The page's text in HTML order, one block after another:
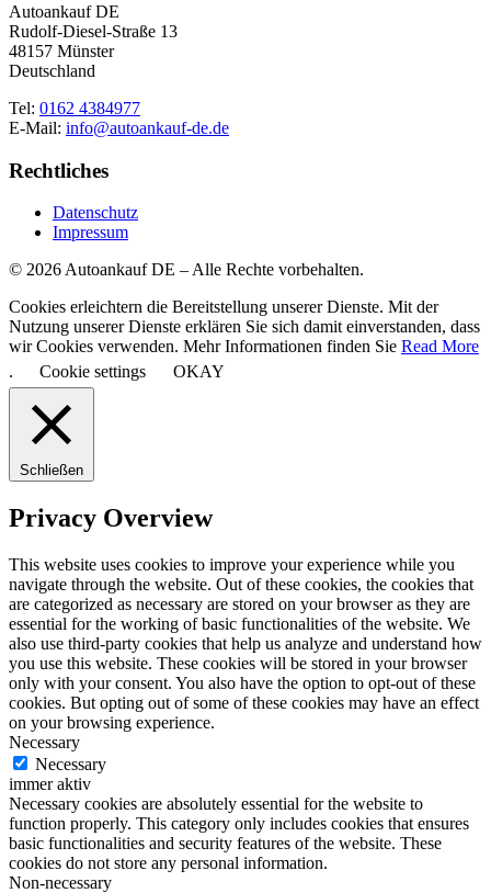
Autoankauf DE
Rudolf-Diesel-Straße 13
48157 Münster
Deutschland
Tel: 0162 4384977
E-Mail: info@autoankauf-de.de
Rechtliches
Datenschutz
Impressum
© 2026 Autoankauf DE – Alle Rechte vorbehalten.
Cookies erleichtern die Bereitstellung unserer Dienste. Mit der
Nutzung unserer Dienste erklären Sie sich damit einverstanden, dass
wir Cookies verwenden. Mehr Informationen finden Sie Read More
.
Cookie settings OKAY
Schließen
Privacy Overview
This website uses cookies to improve your experience while you
navigate through the website. Out of these cookies, the cookies that
are categorized as necessary are stored on your browser as they are
essential for the working of basic functionalities of the website. We
also use third-party cookies that help us analyze and understand how
you use this website. These cookies will be stored in your browser
only with your consent. You also have the option to opt-out of these
cookies. But opting out of some of these cookies may have an effect
on your browsing experience.
Necessary
Necessary
immer aktiv
Necessary cookies are absolutely essential for the website to
function properly. This category only includes cookies that ensures
basic functionalities and security features of the website. These
cookies do not store any personal information.
Non-necessary